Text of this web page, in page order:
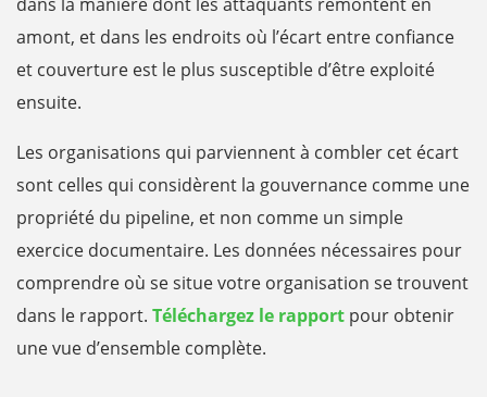
amont, et dans les endroits où l’écart entre confiance
et couverture est le plus susceptible d’être exploité
ensuite.
Les organisations qui parviennent à combler cet écart
sont celles qui considèrent la gouvernance comme une
propriété du pipeline, et non comme un simple
exercice documentaire. Les données nécessaires pour
comprendre où se situe votre organisation se trouvent
dans le rapport. Téléchargez le rapport pour obtenir
une vue d’ensemble complète.